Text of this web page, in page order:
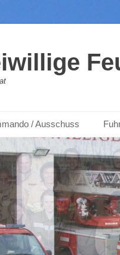
/ Ausschuss